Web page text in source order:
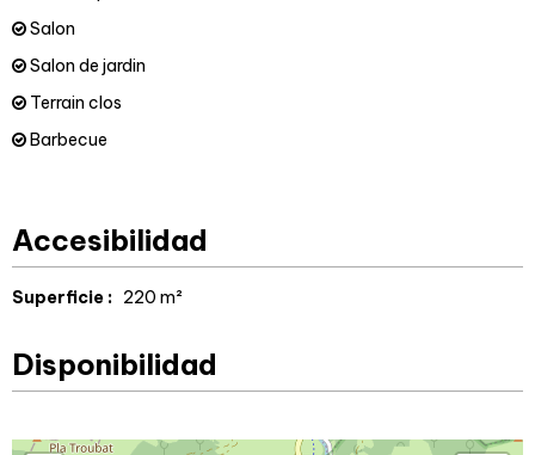
Salon
Salon de jardin
Terrain clos
Barbecue
Accesibilidad
Superficie : 220 m²
Disponibilidad